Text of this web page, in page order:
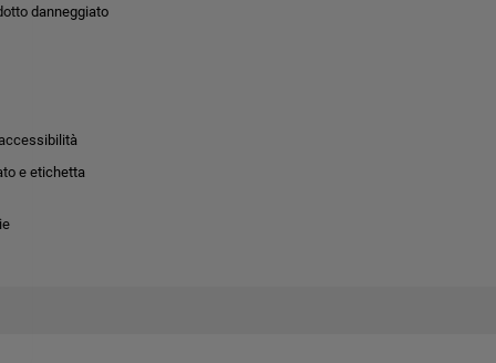
danneggiato
e etichetta